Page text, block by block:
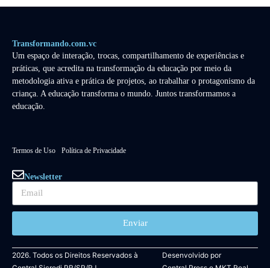
Transformando.com.vc
Um espaço de interação, trocas, compartilhamento de experiências e
práticas, que acredita na transformação da educação por meio da
metodologia ativa e prática de projetos, ao trabalhar o protagonismo da
criança. A educação transforma o mundo. Juntos transformamos a
educação.
Termos de Uso Política de Privacidade
Newsletter
Enviar
2026. Todos os Direitos Reservados à
Desenvolvido por